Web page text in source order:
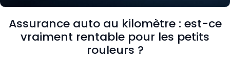
Assurance auto au kilomètre : est-ce
vraiment rentable pour les petits
rouleurs ?